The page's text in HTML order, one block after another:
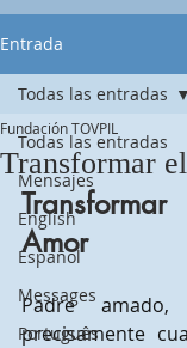
Entrada
Todas las entradas
Mensajes
English
Español
Messages
Português
Todas las entradas
Transformar
Fundación TOVPIL
Amor
Padre
precisamente